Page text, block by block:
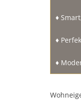
♦
♦
♦